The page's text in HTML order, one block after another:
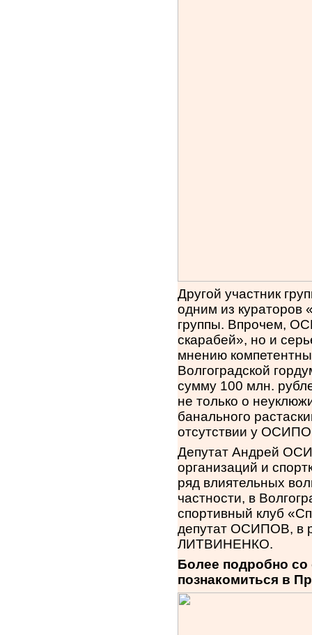
Другой участник
одним из кураторов
группы. Впрочем,
скарабей», но и
мнению
Волгоградской
сумму 100 млн.
не только о
банального
отсутствии у
Депутат Андрей
организаций и
ряд влиятельных
частности, в
спортивный клуб
депутат ОСИПОВ, в
ЛИТВИНЕНКО.
Более подробно
познакомиться в